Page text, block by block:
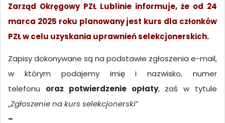
Zarząd Okręgowy PZŁ Lublinie informuje, że od 24
marca 2025 roku planowany jest kurs dla członków
PZŁ w celu uzyskania uprawnień selekcjonerskich.
Zapisy dokonywane są na podstawie zgłoszenia e-mail,
w którym podajemy imię i nazwisko, numer
telefonu oraz potwierdzenie opłaty, zaś w tytule
„Zgłoszenie na kurs selekcjonerski”
–